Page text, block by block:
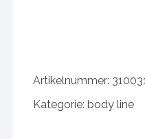
Artikelnummer: 310031
Kategorie:body line